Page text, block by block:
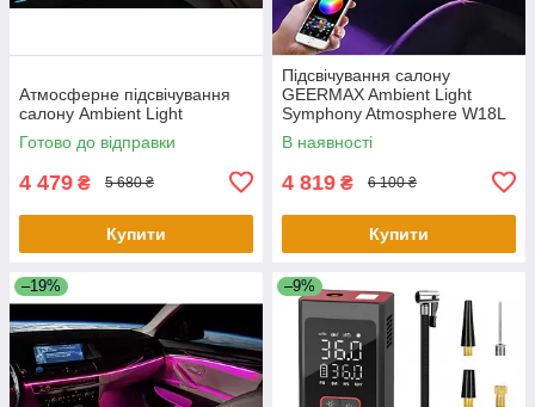
Атмосферне підсвічування
салону Ambient Light
Готово до відправки
4 479 ₴ 5 680 ₴
Купити
Підсвічування салону
GEERMAX Ambient Light
Symphony Atmosphere W18L
В наявності
4 819 ₴ 6 100 ₴
Купити
–19% –9%